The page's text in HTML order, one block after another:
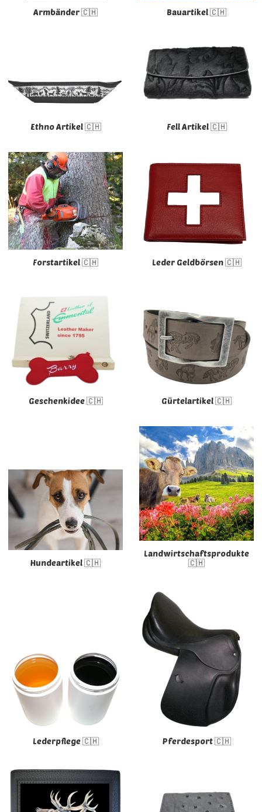
Armbänder 🇨🇭 Bauartikel 🇨🇭
Ethno Artikel 🇨🇭 Fell Artikel 🇨🇭
Forstartikel 🇨🇭 Leder Geldbörsen 🇨🇭
Geschenkidee 🇨🇭 Gürtelartikel 🇨🇭
Hundeartikel 🇨🇭
Landwirtschaftsprodukte
🇨🇭
Lederpflege 🇨🇭 Pferdesport 🇨🇭